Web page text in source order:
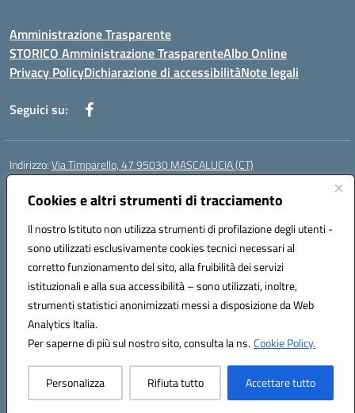
Cookies e altri strumenti di tracciamento
Il nostro Istituto non utilizza strumenti di profilazione degli utenti -
sono utilizzati esclusivamente cookies tecnici necessari al
corretto funzionamento del sito, alla fruibilità dei servizi
istituzionali e alla sua accessibilità – sono utilizzati, inoltre,
strumenti statistici anonimizzati messi a disposizione da Web
Analytics Italia.
Per saperne di più sul nostro sito, consulta la ns.Cookie Policy.
Personalizza Rifiuta tutto Accettare tutto
Amministrazione Trasparente
STORICO Amministrazione TrasparenteAlbo Online
Privacy PolicyDichiarazione di accessibilitàNote legali
Seguici su:
Indirizzo:Via Timparello, 47 95030 MASCALUCIA (CT)
Centralino:
Posta elettronica certificata (PEC):ctic8bc002@pec.istruzione.it
Codice fiscale: 93238350875
Codice meccanografico:ctic8bc002
Codice Indice delle Pubbliche Amministrazioni (IPA): istsc_ctic8bc002
Codice unico di fatturazione (CUF): 2PO2JW
Hosting & Powered by 3D Solution S.r.l.
Concept & Design by Designers Italia